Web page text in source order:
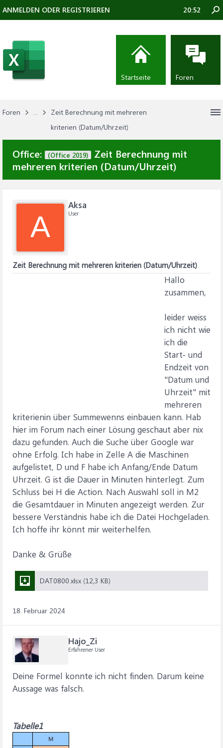
Foren ...
Zeit Berechnung mit mehreren
kriterien (Datum/Uhrzeit)
Office: (Office 2019)
Zeit Berechnung mit
mehreren kriterien (Datum/Uhrzeit)
A
Aksa
User
Zeit Berechnung mit mehreren kriterien (Datum/Uhrzeit)
Hallo
zusammen,
leider weiss
ich nicht wie
ich die
Start- und
Endzeit von
"Datum und
Uhrzeit" mit
mehreren
kriterienin über Summewenns einbauen kann. Hab
hier im Forum nach einer Lösung geschaut aber nix
dazu gefunden. Auch die Suche über Google war
ohne Erfolg. Ich habe in Zelle A die Maschinen
aufgelistet, D und F habe ich Anfang/Ende Datum
Uhrzeit. G ist die Dauer in Minuten hinterlegt. Zum
Schluss bei H die Action. Nach Auswahl soll in M2
die Gesamtdauer in Minuten angezeigt werden. Zur
bessere Verständnis habe ich die Datei Hochgeladen.
Ich hoffe ihr könnt mir weiterhelfen.
Danke & Grüße
DAT0800.xlsx (12,3 KB)
18. Februar 2024
Hajo_Zi
Erfahrener User
Deine Formel konnte ich nicht finden. Darum keine
Aussage was falsch.
Tabelle1
M
ANMELDEN ODER REGISTRIEREN 20:52
Startseite Foren